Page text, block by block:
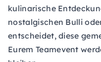
kulinarische
nostalgischen Bulli
entscheidet, diese
Eurem Teamevent